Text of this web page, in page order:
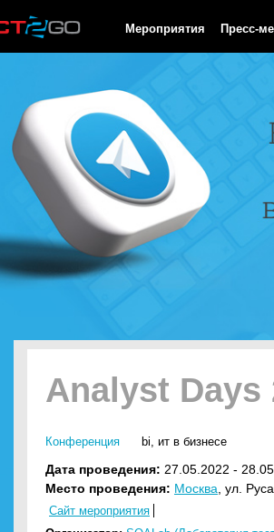
Мероприятия Пресс-
Analyst Days
Конференция bi, ит в бизнесе
Дата проведения: 27.05.2022 -
Место проведения: Москва , ул.
Сайт мероприятия